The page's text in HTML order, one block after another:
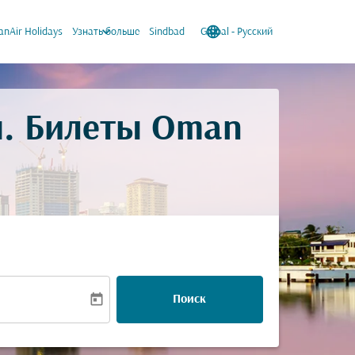
Holidays Узнать больше
keyboard_arrow_down Sindbad language
Global - Русский
keyboard_arrow_down
Билеты Oman
today Поиск